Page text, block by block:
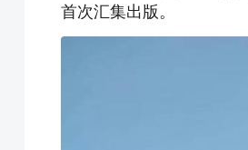
首次汇集出版。